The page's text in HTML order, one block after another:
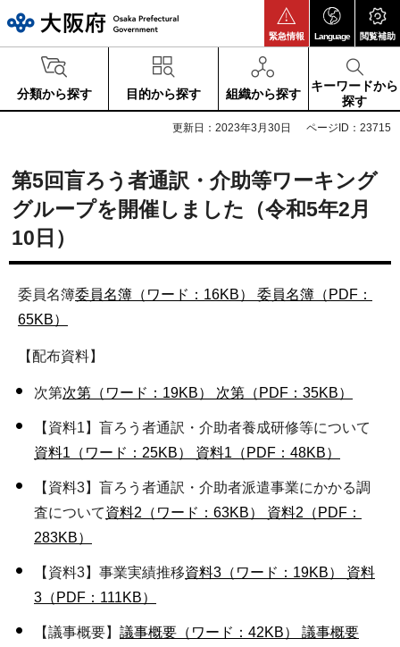
緊急情報 Language 閲覧補助
分類から探す 目的から探す 組織から探す
キーワードから
探す
更新日：2023年3月30日 ページID：23715
第5回盲ろう者通訳・介助等ワーキング
グループを開催しました（令和5年2月
10日）
委員名簿委員名簿（ワード：16KB）
委員名簿（PDF：
65KB）
【配布資料】
次第次第（ワード：19KB） 次第（PDF：35KB）
【資料1】盲ろう者通訳・介助者養成研修等について
資料1（ワード：25KB）
資料1（PDF：48KB）
【資料3】盲ろう者通訳・介助者派遣事業にかかる調
査について資料2（ワード：63KB）
資料2（PDF：
283KB）
【資料3】事業実績推移資料3（ワード：19KB）
資料
3（PDF：111KB）
【議事概要】 議事概要（ワード：42KB）
議事概要